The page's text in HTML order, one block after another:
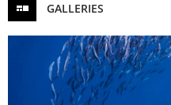
GALLERIES